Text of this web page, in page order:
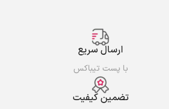
ارسال سریع
با پست تیباکس
تضمین کیفیت